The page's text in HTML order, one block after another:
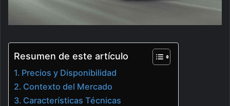
Resumen de este artículo
Precios y Disponibilidad
Contexto del Mercado
Características Técnicas